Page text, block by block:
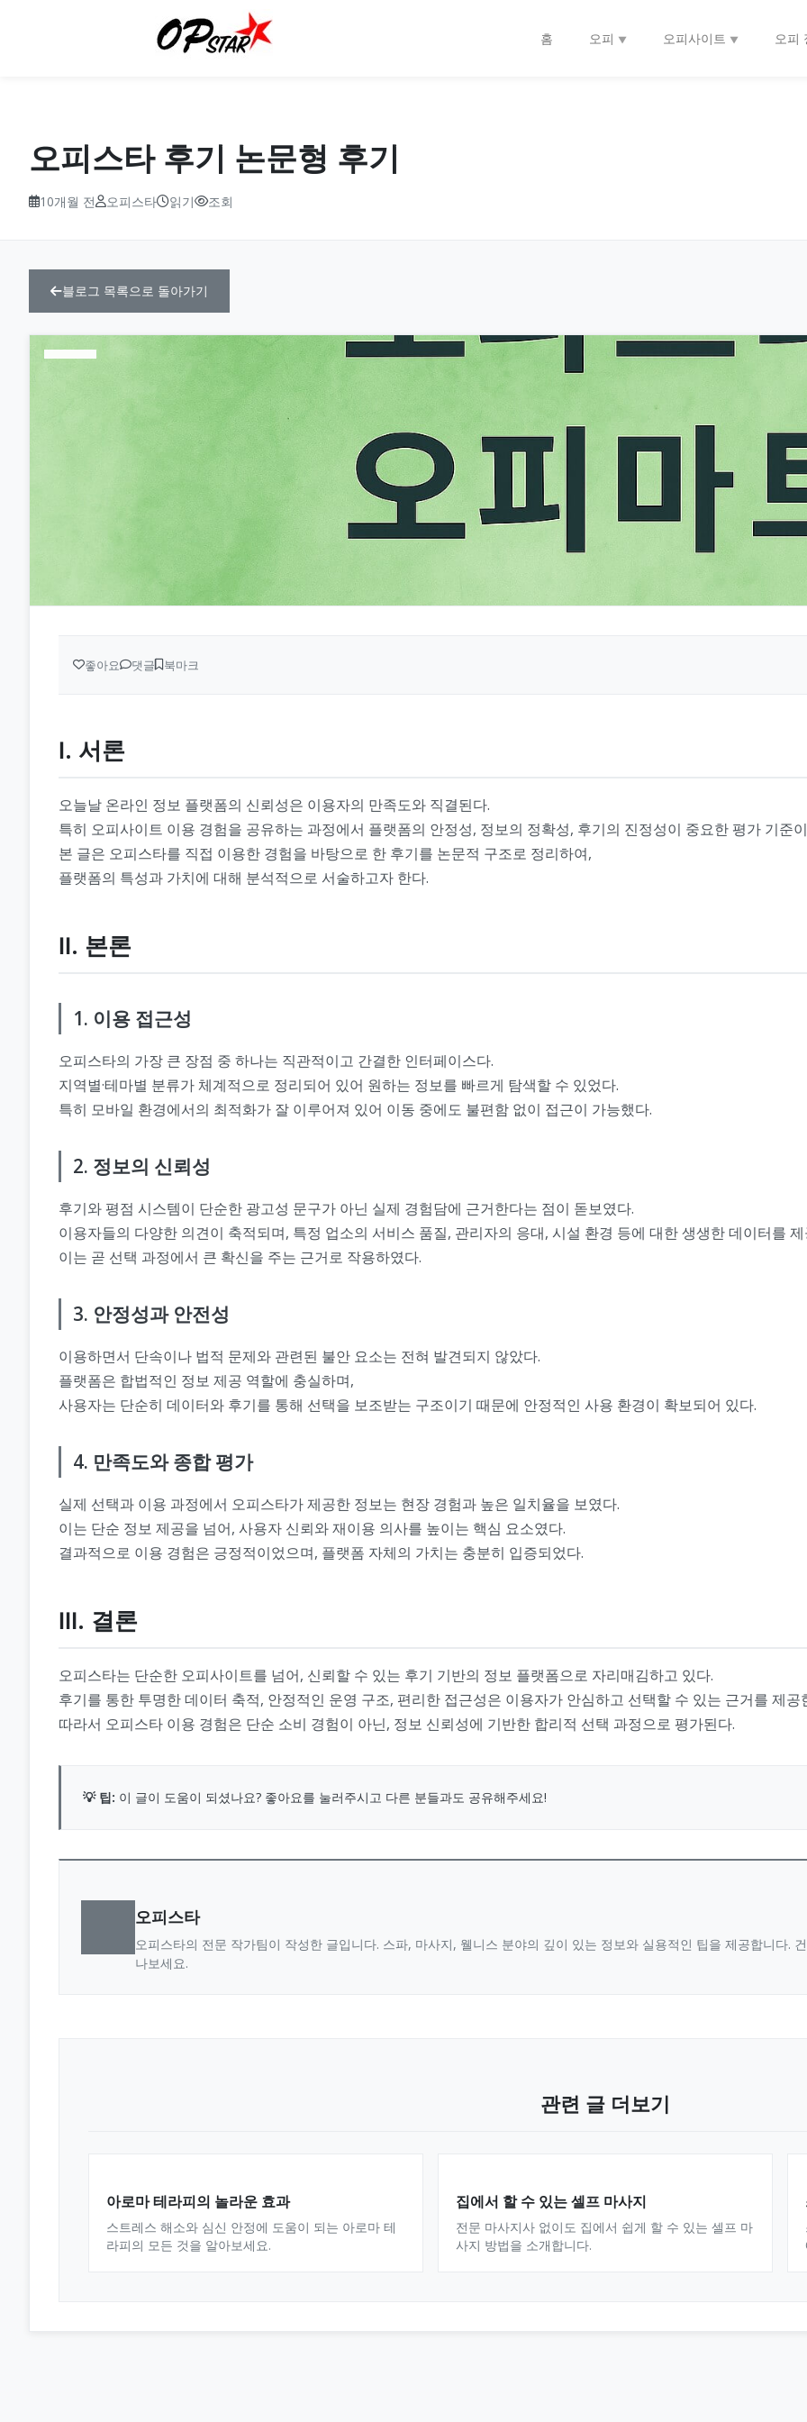
홈 오피 오피사이트 오피
오피스타 후기 논문형 후기
10개월 전 오피스타 읽기 조회
블로그 목록으로 돌아가기
좋아요 댓글 북마크
Ⅰ. 서론
오늘날 온라인 정보 플랫폼의 신뢰성은 이용자의 만족도와 직결된다.
특히 오피사이트 이용 경험을 공유하는 과정에서 플랫폼의 안정성, 정보의 정확성, 후기의 진정성이 중요한 평가 기준
본 글은 오피스타를 직접 이용한 경험을 바탕으로 한 후기를 논문적 구조로 정리하여,
플랫폼의 특성과 가치에 대해 분석적으로 서술하고자 한다.
Ⅱ. 본론
1. 이용 접근성
오피스타의 가장 큰 장점 중 하나는 직관적이고 간결한 인터페이스다.
지역별·테마별 분류가 체계적으로 정리되어 있어 원하는 정보를 빠르게 탐색할 수 있었다.
특히 모바일 환경에서의 최적화가 잘 이루어져 있어 이동 중에도 불편함 없이 접근이 가능했다.
2. 정보의 신뢰성
후기와 평점 시스템이 단순한 광고성 문구가 아닌 실제 경험담에 근거한다는 점이 돋보였다.
이용자들의 다양한 의견이 축적되며, 특정 업소의 서비스 품질, 관리자의 응대, 시설 환경 등에 대한 생생한 데이터를
이는 곧 선택 과정에서 큰 확신을 주는 근거로 작용하였다.
3. 안정성과 안전성
이용하면서 단속이나 법적 문제와 관련된 불안 요소는 전혀 발견되지 않았다.
플랫폼은 합법적인 정보 제공 역할에 충실하며,
사용자는 단순히 데이터와 후기를 통해 선택을 보조받는 구조이기 때문에 안정적인 사용 환경이 확보되어 있다.
4. 만족도와 종합 평가
실제 선택과 이용 과정에서 오피스타가 제공한 정보는 현장 경험과 높은 일치율을 보였다.
이는 단순 정보 제공을 넘어, 사용자 신뢰와 재이용 의사를 높이는 핵심 요소였다.
결과적으로 이용 경험은 긍정적이었으며, 플랫폼 자체의 가치는 충분히 입증되었다.
Ⅲ. 결론
오피스타는 단순한 오피사이트를 넘어, 신뢰할 수 있는 후기 기반의 정보 플랫폼으로 자리매김하고 있다.
후기를 통한 투명한 데이터 축적, 안정적인 운영 구조, 편리한 접근성은 이용자가 안심하고 선택할 수 있는 근거를 제공
따라서 오피스타 이용 경험은 단순 소비 경험이 아닌, 정보 신뢰성에 기반한 합리적 선택 과정으로 평가된다.
💡 팁: 이 글이 도움이 되셨나요? 좋아요를 눌러주시고 다른 분들과도 공유해주세요!
오피스타
오피스타의 전문 작가팀이 작성한 글입니다. 스파, 마사지, 웰니스 분야의 깊이 있는 정보와 실용적인 팁을 제공합니다.
나보세요.
관련 글 더보기
아로마 테라피의 놀라운 효과
스트레스 해소와 심신 안정에 도움이 되는 아로마 테
라피의 모든 것을 알아보세요.
집에서 할 수 있는 셀프 마사지
전문 마사지사 없이도 집에서 쉽게 할 수 있는 셀프 마
사지 방법을 소개합니다.